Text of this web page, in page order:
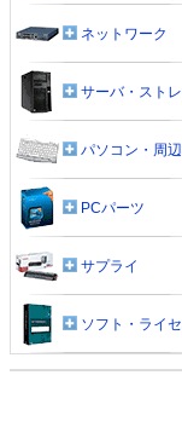
ネットワーク
サーバ・スト
パソコン・周
PCパーツ
サプライ
ソフト・ライ